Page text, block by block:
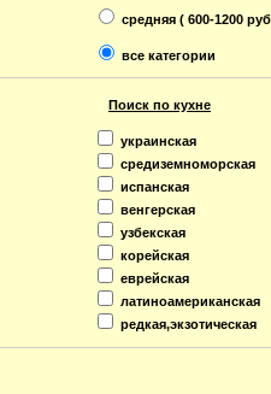
средняя ( 600-1200
все категории
Поиск по кухне
украинская
средиземноморская
испанская
венгерская
узбекская
корейская
еврейская
латиноамериканская
редкая,экзотическая